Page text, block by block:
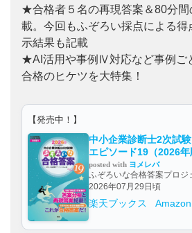
★合格者５名の再現答案＆80分間
載。今回もふぞろい採点による得
示結果も記載
★AI活用や事例Ⅳ対応など事例ご
合格のヒケツを大特集！
【発売中！】
中小企業診断士2次試
エピソード19（2026年
posted with ヨメレバ
ふぞろいな合格答案プロジ
2026年07月29日頃
楽天ブックス Amazon